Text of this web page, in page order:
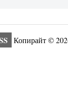
Копирайт ©